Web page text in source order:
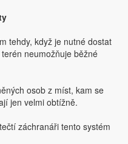
tehdy, když je nutné dostat
neumožňuje běžné
osob z míst, kam se
jen velmi obtížně.
záchranáři tento systém